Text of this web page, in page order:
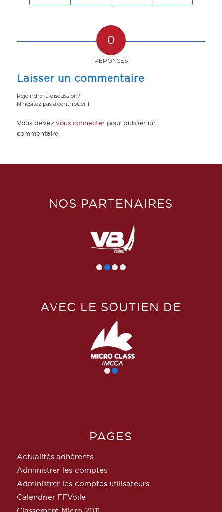
0
RÉPONSES
Laisser un commentaire
Rejoindre la discussion?
N’hésitez pas à contribuer !
Vous devez vous connecterpour publier un
commentaire.
NOS PARTENAIRES
AVEC LE SOUTIEN DE
PAGES
Actualités adhérents
Administrer les comptes
Administrer les comptes utilisateurs
Calendrier FFVoile
Classement Micro 2011